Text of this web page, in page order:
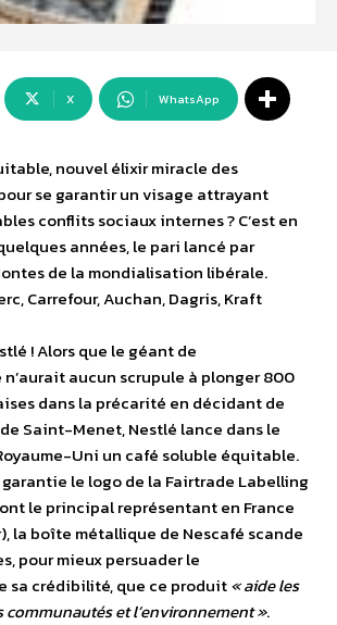
X WhatsApp
nouvel élixir miracle des
se garantir un visage attrayant
conflits sociaux internes ? C’est en
années, le pari lancé par
de la mondialisation libérale.
Carrefour, Auchan, Dagris, Kraft
! Alors que le géant de
aucun scrupule à plonger 800
dans la précarité en décidant de
Saint-Menet, Nestlé lance dans le
Uni un café soluble équitable.
le logo de la Fairtrade Labelling
le principal représentant en France
la boîte métallique de Nescafé scande
pour mieux persuader le
sa crédibilité, que ce produit« aide les
et l’environnement ».